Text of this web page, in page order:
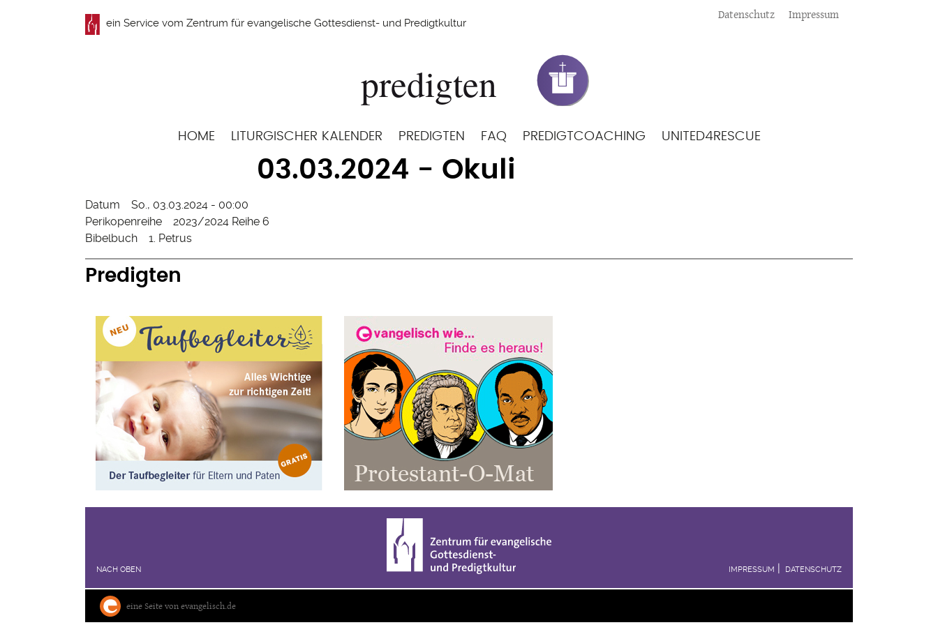
ein Service vom Zentrum für evangelische Gottesdienst- und Predigtkultur
Meta
Datenschutz Impressum
Hauptnavigation
HOME LITURGISCHER KALENDER PREDIGTEN FAQ PREDIGTCOACHING UNITED4RESCUE
03.03.2024 - Okuli
Datum
So., 03.03.2024 - 00:00
Perikopenreihe
2023/2024 Reihe 6
Bibelbuch
1. Petrus
Predigten
NACH OBEN IMPRESSUM DATENSCHUTZ
eine Seite von evangelisch.de